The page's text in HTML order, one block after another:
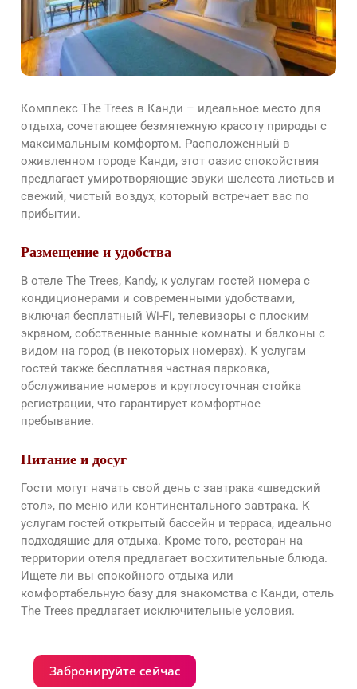
Комплекс The Trees в Канди – идеальное место для
отдыха, сочетающее безмятежную красоту природы с
максимальным комфортом. Расположенный в
оживленном городе Канди, этот оазис спокойствия
предлагает умиротворяющие звуки шелеста листьев и
свежий, чистый воздух, который встречает вас по
прибытии.
Размещение и удобства
В отеле The Trees, Kandy, к услугам гостей номера с
кондиционерами и современными удобствами,
включая бесплатный Wi-Fi, телевизоры с плоским
экраном, собственные ванные комнаты и балконы с
видом на город (в некоторых номерах). К услугам
гостей также бесплатная частная парковка,
обслуживание номеров и круглосуточная стойка
регистрации, что гарантирует комфортное
пребывание.
Питание и досуг
Гости могут начать свой день с завтрака «шведский
стол», по меню или континентального завтрака. К
услугам гостей открытый бассейн и терраса, идеально
подходящие для отдыха. Кроме того, ресторан на
территории отеля предлагает восхитительные блюда.
Ищете ли вы спокойного отдыха или
комфортабельную базу для знакомства с Канди, отель
The Trees предлагает исключительные условия.
Забронируйте сейчас